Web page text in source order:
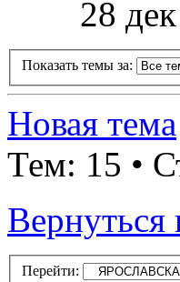
28
Показать темы за:
Новая тема
Тем: 15 •
Перейти: